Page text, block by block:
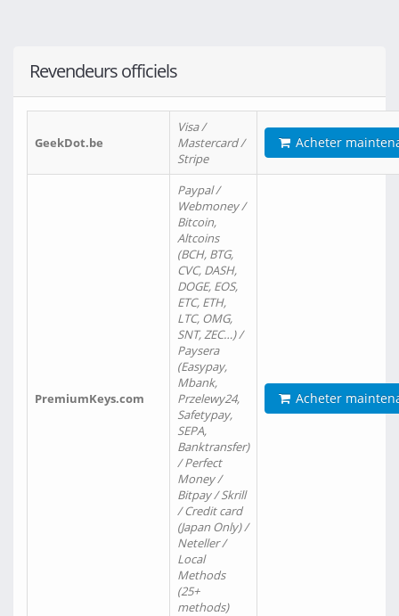
Revendeurs officiels
GeekDot.be
Visa /
Mastercard /
Stripe
Acheter
PremiumKeys.com
Paypal /
Webmoney /
Bitcoin,
Altcoins
(BCH, BTG,
CVC, DASH,
DOGE, EOS,
ETC, ETH,
LTC, OMG,
SNT, ZEC…) /
Paysera
(Easypay,
Mbank,
Przelewy24,
Safetypay,
SEPA,
Banktransfer)
/ Perfect
Money /
Bitpay / Skrill
/ Credit card
(Japan Only) /
Neteller /
Local
Methods
(25+
methods)
Acheter